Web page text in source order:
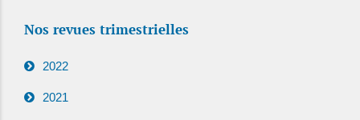
Nos revues trimestrielles
2022
2021